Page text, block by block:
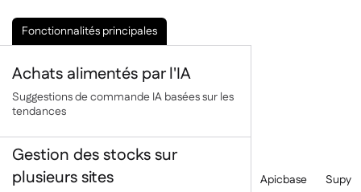
 ERP
 Agrégateurs
 Partenariats
Implementation
Fonctionnalités principales
Achats alimentés par l'IA
Suggestions de commande IA basées sur les
tendances
Gestion des stocks sur
plusieurs sites
Apicbase Supy